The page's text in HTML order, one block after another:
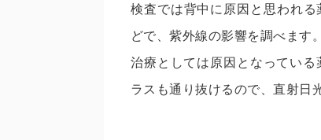
検査では背中に原因と思われ
どで、紫外線の影響を調べます。
治療としては原因となってい
ラスも通り抜けるので、直射日